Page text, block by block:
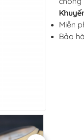
Miễn
Bảo